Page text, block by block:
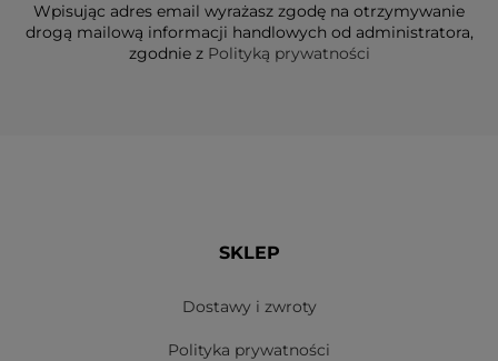
Wpisując adres email wyrażasz zgodę na otrzymywanie
drogą mailową informacji handlowych od administratora,
zgodnie z Polityką prywatności
SKLEP
Dostawy i zwroty
Polityka prywatności